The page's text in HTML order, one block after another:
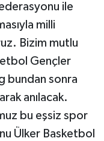
ile
milli
Bizim mutlu
Gençler
bundan sonra
anılacak.
bu eşsiz spor
Ülker Basketbol